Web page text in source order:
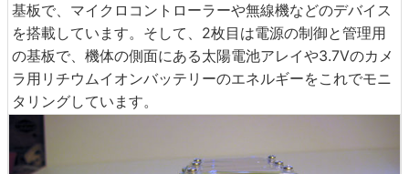
基板で、マイクロコントローラーや無線機などのデバイス
を搭載しています。そして、2枚目は電源の制御と管理用
の基板で、機体の側面にある太陽電池アレイや3.7Vのカメ
ラ用リチウムイオンバッテリーのエネルギーをこれでモニ
タリングしています。